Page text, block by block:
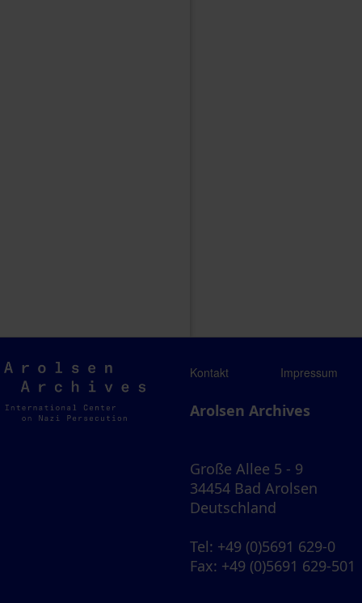
Arolsen
Archives
Kontakt Impressum
Arolsen Archives
Große Allee 5 - 9
34454 Bad Arolsen
Deutschland
Tel: +49 (0)5691 629-0
Fax: +49 (0)5691 629-501